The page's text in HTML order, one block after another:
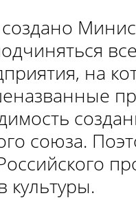
на
союза.
культуры.